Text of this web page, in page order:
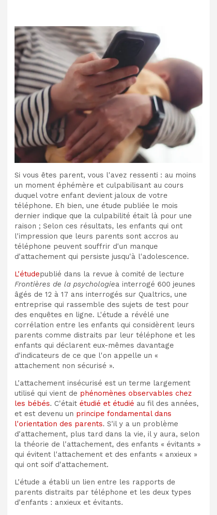
Si vous êtes parent, vous l'avez ressenti : au moins
un moment éphémère et culpabilisant au cours
duquel votre enfant devient jaloux de votre
téléphone. Eh bien, une étude publiée le mois
dernier indique que la culpabilité était là pour une
raison ; Selon ces résultats, les enfants qui ont
l'impression que leurs parents sont accros au
téléphone peuvent souffrir d'un manque
d'attachement qui persiste jusqu'à l'adolescence.
L'étudepublié dans la revue à comité de lecture
Frontières de la psychologiea interrogé 600 jeunes
âgés de 12 à 17 ans interrogés sur Qualtrics, une
entreprise qui rassemble des sujets de test pour
des enquêtes en ligne. L'étude a révélé une
corrélation entre les enfants qui considèrent leurs
parents comme distraits par leur téléphone et les
enfants qui déclarent eux-mêmes davantage
d'indicateurs de ce que l'on appelle un «
attachement non sécurisé ».
L'attachement insécurisé est un terme largement
utilisé qui vient de phénomènes observables chez
les bébés. C'était étudié et étudié au fil des années,
et est devenu un principe fondamental dans
l'orientation des parents. S'il y a un problème
d'attachement, plus tard dans la vie, il y aura, selon
la théorie de l'attachement, des enfants « évitants »
qui évitent l'attachement et des enfants « anxieux »
qui ont soif d'attachement.
L'étude a établi un lien entre les rapports de
parents distraits par téléphone et les deux types
d'enfants : anxieux et évitants.